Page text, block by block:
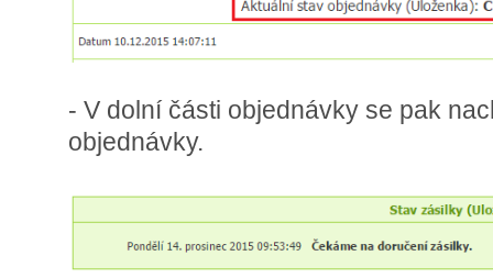
- V dolní části objednávky se pak
objednávky.